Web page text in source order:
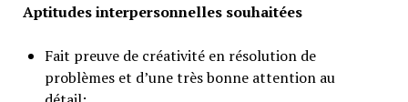
Aptitudes interpersonnelles souhaitées
Fait preuve de créativité en résolution de
problèmes et d’une très bonne attention au